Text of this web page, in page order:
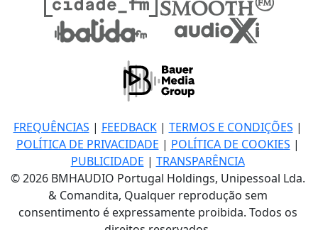
FREQUÊNCIAS | FEEDBACK| TERMOS E CONDIÇÕES |
POLÍTICA DE PRIVACIDADE | POLÍTICA DE COOKIES |
PUBLICIDADE | TRANSPARÊNCIA
© 2026 BMHAUDIO Portugal Holdings, Unipessoal Lda.
& Comandita, Qualquer reprodução sem
consentimento é expressamente proibida. Todos os